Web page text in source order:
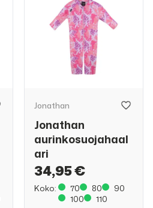
Jonathan
Jonathan
aurinkosuojahaal
ari
34,95 €
Koko: 70 80
90
100
110